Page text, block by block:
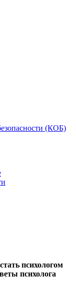
(КОБ)
психологом
психолога